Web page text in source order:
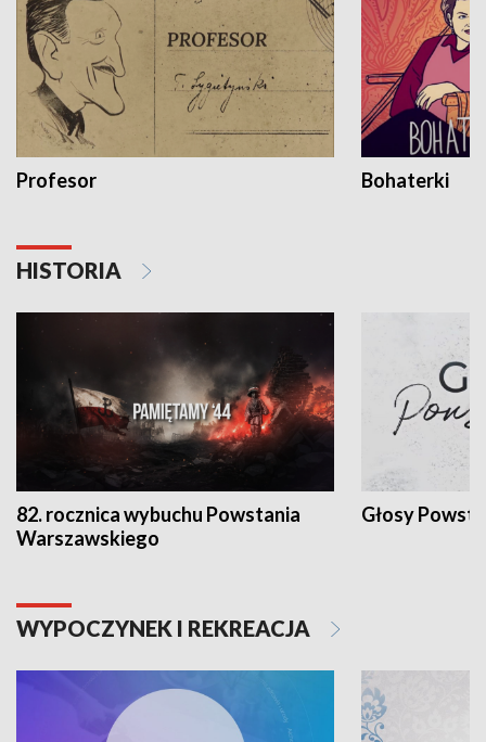
Profesor Bohaterki
HISTORIA
82. rocznica wybuchu Powstania
Warszawskiego
Głosy
WYPOCZYNEK I REKREACJA